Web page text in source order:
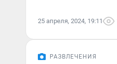
25 апреля, 2024, 19:11
РАЗВЛЕЧЕНИЯ